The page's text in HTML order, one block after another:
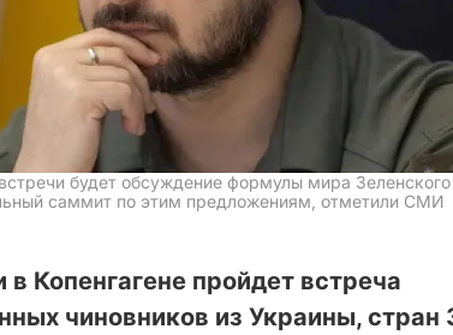
будет обсуждение формулы мира Зеленского
саммит по этим предложениям, отметили СМИ
Копенгагене пройдет встреча
чиновников из Украины, стран